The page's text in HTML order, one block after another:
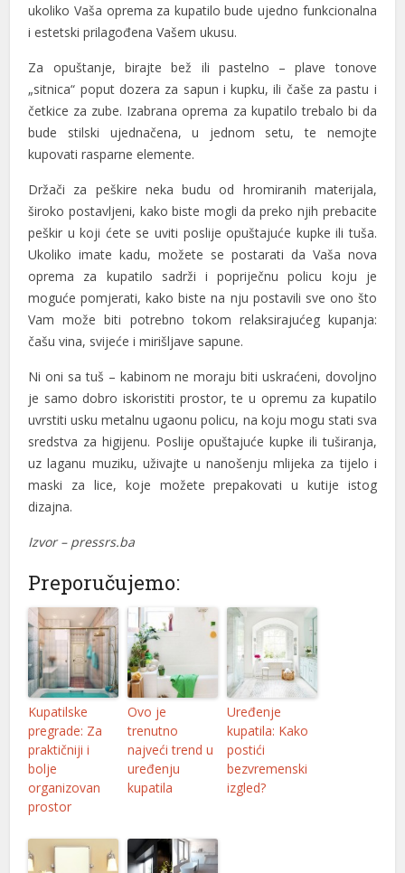
ukoliko Vaša oprema za kupatilo bude ujedno funkcionalna
i estetski prilagođena Vašem ukusu.
Za opuštanje, birajte bež ili pastelno – plave tonove
„sitnica“ poput dozera za sapun i kupku, ili čaše za pastu i
četkice za zube. Izabrana oprema za kupatilo trebalo bi da
bude stilski ujednačena, u jednom setu, te nemojte
kupovati rasparne elemente.
Držači za peškire neka budu od hromiranih materijala,
široko postavljeni, kako biste mogli da preko njih prebacite
peškir u koji ćete se uviti poslije opuštajuće kupke ili tuša.
Ukoliko imate kadu, možete se postarati da Vaša nova
oprema za kupatilo sadrži i popriječnu policu koju je
moguće pomjerati, kako biste na nju postavili sve ono što
Vam može biti potrebno tokom relaksirajućeg kupanja:
čašu vina, svijeće i mirišljave sapune.
Ni oni sa tuš – kabinom ne moraju biti uskraćeni, dovoljno
je samo dobro iskoristiti prostor, te u opremu za kupatilo
uvrstiti usku metalnu ugaonu policu, na koju mogu stati sva
sredstva za higijenu. Poslije opuštajuće kupke ili tuširanja,
uz laganu muziku, uživajte u nanošenju mlijeka za tijelo i
maski za lice, koje možete prepakovati u kutije istog
dizajna.
Izvor – pressrs.ba
Preporučujemo:
Kupatilske
pregrade: Za
praktičniji i
bolje
organizovan
prostor
Ovo je
trenutno
najveći trend u
uređenju
kupatila
Uređenje
kupatila: Kako
postići
bezvremenski
izgled?